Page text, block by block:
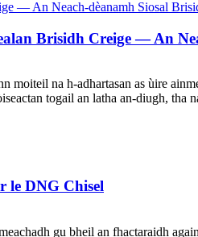
Brisidh Creige — An
na h-adhartasan as ùire
togail an latha an-diugh, tha
le DNG Chisel
gu bheil an fhactaraidh